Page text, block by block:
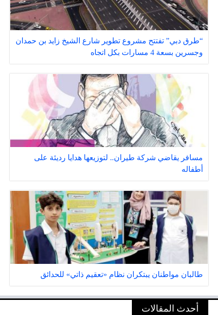
“طرق دبي” تفتتح مشروع تطوير شارع الشيخ زايد بن حمدان
وجسرين بسعة 4 مسارات بكل اتجاه
مسافر يقاضي شركة طيران.. لتوزيعها هدايا رديئة على
أطفاله
طالبان مواطنان يبتكران نظام «تعقيم ذاتي» للحدائق
أحدث المقالات